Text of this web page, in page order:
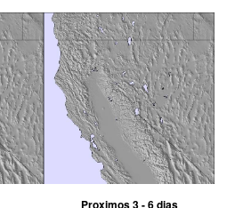
Proximos 3 - 6 dias